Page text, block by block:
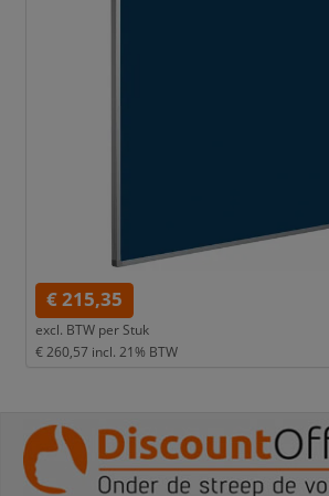
€ 215,35
excl. BTW per Stuk
€ 260,57 incl. 21% BTW